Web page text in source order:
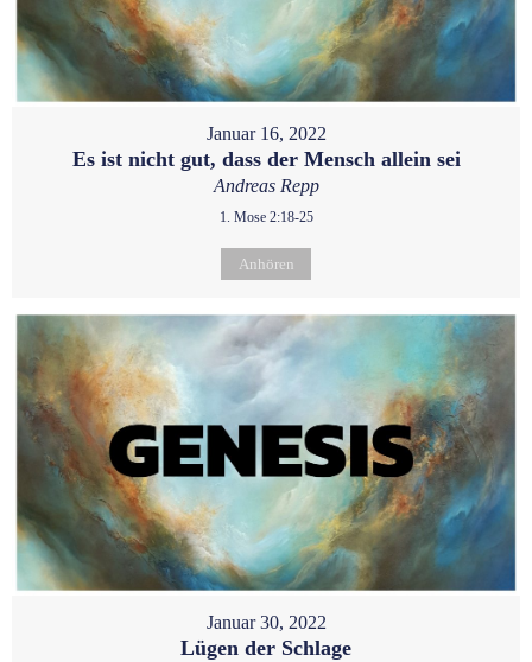
Januar 16, 2022
Es ist nicht gut, dass der Mensch allein sei
Andreas Repp
1. Mose 2:18-25
Anhören
Januar 30, 2022
Lügen der Schlage